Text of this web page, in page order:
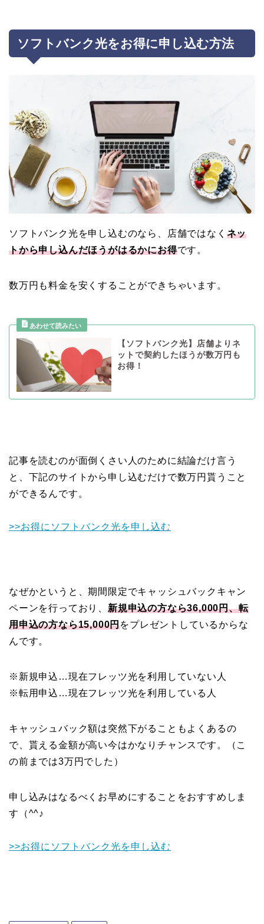
ソフトバンク光をお得に申し込む方法
ソフトバンク光を申し込むのなら、店舗ではなく ネッ
トから申し込んだほうがはるかにお得です。
数万円も料金を安くすることができちゃいます。
【ソフトバンク光】店舗よりネ
ットで契約したほうが数万円も
お得！
記事を読むのが面倒くさい人のために結論だけ言う
と、下記のサイトから申し込むだけで数万円貰うこと
ができるんです。
>>お得にソフトバンク光を申し込む
なぜかというと、期間限定でキャッシュバックキャン
ペーンを行っており、 新規申込の方なら36,000円、転
用申込の方なら15,000円をプレゼントしているからな
んです。
※新規申込…現在フレッツ光を利用していない人
※転用申込…現在フレッツ光を利用している人
キャッシュバック額は突然下がることもよくあるの
で、貰える金額が高い今はかなりチャンスです。（こ
の前までは3万円でした）
申し込みはなるべくお早めにすることをおすすめしま
す（^^♪
>>お得にソフトバンク光を申し込む